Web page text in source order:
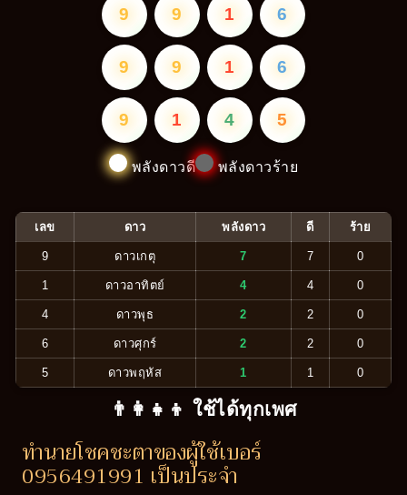
9 9 1 6
9 9 1 6
9 1 4 5
พลังดาวดี พลังดาวร้าย
เลข ดาว พลังดาว ดี ร้าย
9 ดาวเกตุ 7 7 0
1 ดาวอาทิตย์ 4 4 0
4 ดาวพุธ 2 2 0
6 ดาวศุกร์ 2 2 0
5 ดาวพฤหัส 1 1 0
👨‍👩‍👧‍👦 ใช้ได้ทุกเพศ
ทำนายโชคชะตาของผู้ใช้เบอร์
0956491991 เป็นประจำ